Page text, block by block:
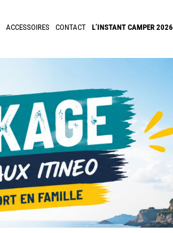
ACCESSOIRES CONTACT L’INSTANT CAMPER 2026